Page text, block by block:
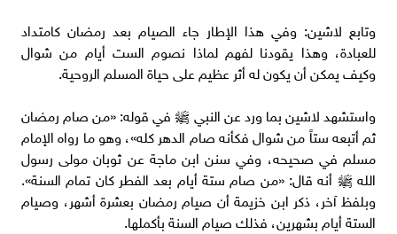
وتابع لاشين: وفي هذا الإطار جاء الصيام بعد رمضان كامتداد
للعبادة، وهذا يقودنا لفهم لماذا نصوم الست أيام من شوال
وكيف يمكن أن يكون له أثر عظيم على حياة المسلم الروحية.
واستشهد لاشين بما ورد عن النبي ﷺ في قوله: «من صام رمضان
ثم أتبعه ستاً من شوال فكأنه صام الدهر كله»، وهو ما رواه الإمام
مسلم في صحيحه، وفي سنن ابن ماجة عن ثوبان مولى رسول
الله ﷺ أنه قال: «من صام ستة أيام بعد الفطر كان تمام السنة».
وبلفظ آخر، ذكر ابن خزيمة أن صيام رمضان بعشرة أشهر، وصيام
الستة أيام بشهرين، فذلك صيام السنة بأكملها.